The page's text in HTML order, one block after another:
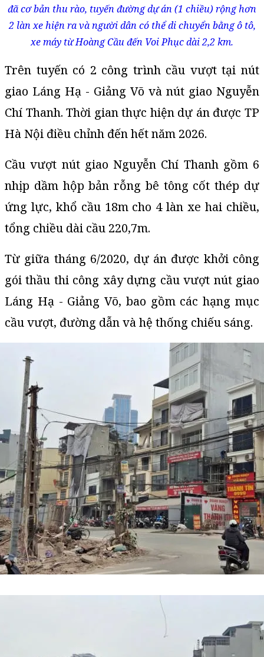
đã cơ bản thu rào, tuyến đường dự án (1 chiều) rộng hơn
2 làn xe hiện ra và người dân có thể di chuyển bằng ô tô,
xe máy từ Hoàng Cầu đến Voi Phục dài 2,2 km.
Trên tuyến có 2 công trình cầu vượt tại nút
giao Láng Hạ - Giảng Võ và nút giao Nguyễn
Chí Thanh. Thời gian thực hiện dự án được TP
Hà Nội điều chỉnh đến hết năm 2026.
Cầu vượt nút giao Nguyễn Chí Thanh gồm 6
nhịp dầm hộp bản rỗng bê tông cốt thép dự
ứng lực, khổ cầu 18m cho 4 làn xe hai chiều,
tổng chiều dài cầu 220,7m.
Từ giữa tháng 6/2020, dự án được khởi công
gói thầu thi công xây dựng cầu vượt nút giao
Láng Hạ - Giảng Võ, bao gồm các hạng mục
cầu vượt, đường dẫn và hệ thống chiếu sáng.